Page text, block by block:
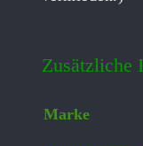
Zusätzliche
Marke